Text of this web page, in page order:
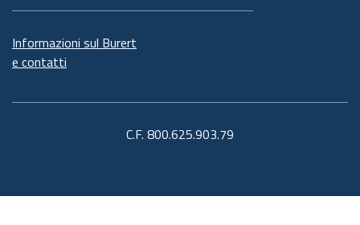
Informazioni sul Burert
e contatti
C.F. 800.625.903.79